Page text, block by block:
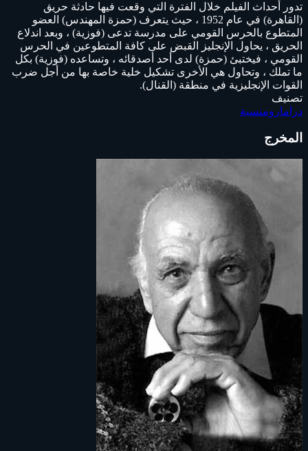
تدور أحداث الفيلم خلال الفترة التي وقعت فيها حادثة حريق
(القاهرة) في عام 1952 ، حيث يتعرف (حمزة المهندس) العضو
المتطوع بالحرس القومي على مدرسة تدعى (فوزية) ، وبعد اندلاع
الحريق ، يحاول الإنجليز القبض على كافة المتطوعين في الحرس
القومي ، فيختبئ (حمزة) لدى أحد أصدقائه ، وتساعده (فوزية) بكل
ما تملك ، وتحاول هي الأخرى تشكيل خلية خاصة بها من أجل ضرب
القوات الإنجليزية في منطقة (القنال).
تصنيف
درامارومنسية
المخرج